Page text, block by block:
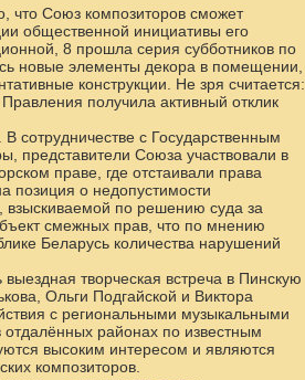
что Союз композиторов сможет
общественной инициативы его
8 прошла серия субботников по
новые элементы декора в помещении,
конструкции. Не зря считается:
получила активный отклик
сотрудничестве с Государственным
представители Союза участвовали в
праве, где отстаивали права
позиция о недопустимости
по решению суда за
смежных прав, что по мнению
Беларусь количества нарушений
творческая встреча в Пинскую
Ольги Подгайской и Виктора
с региональными музыкальными
районах по известным
высоким интересом и являются
композиторов.